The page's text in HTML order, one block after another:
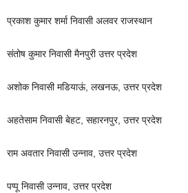
प्रकाश कुमार शर्मा निवासी अलवर राजस्थान
संतोष कुमार निवासी मैनपुरी उत्तर प्रदेश
अशोक निवासी मडियाऊं, लखनऊ, उत्तर प्रदेश
अहतेसाम निवासी बेहट, सहारनपुर, उत्तर प्रदेश
राम अवतार निवासी उन्नाव, उत्तर प्रदेश
पप्पू निवासी उन्नाव, उत्तर प्रदेश